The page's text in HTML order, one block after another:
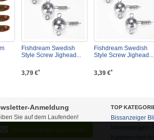
Fishdream Swedish
Style Screw Jighead...
3,79 €*
Fishdream Swedish
Style Screw Jighead...
3,39 €*
Anmeldung
Sie auf dem Laufenden!
Jetzt Newsletter abonnieren
TOP
Bissanzeiger